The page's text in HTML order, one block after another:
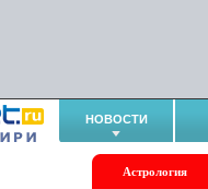
НОВОСТИ
Астрология